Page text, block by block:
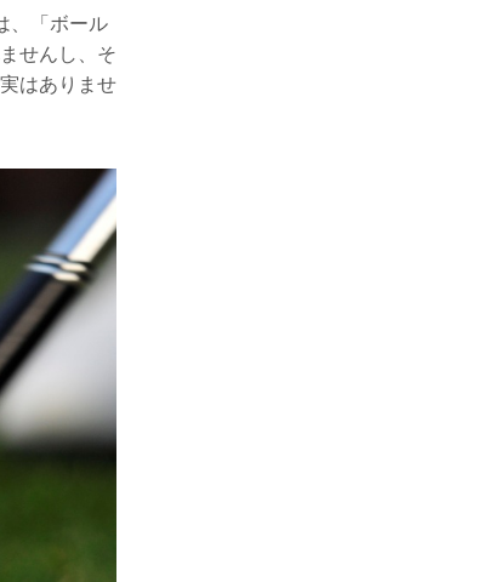
、「ボール
せんし、そ
はありませ